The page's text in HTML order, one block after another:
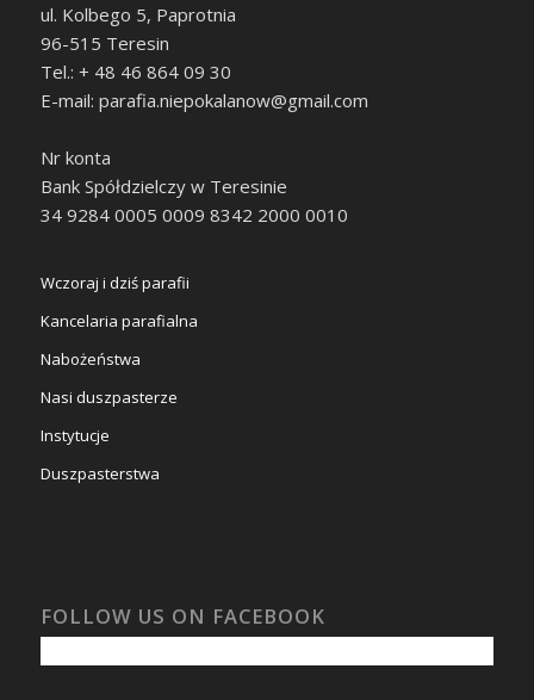
ul. Kolbego 5, Paprotnia
96-515 Teresin
Tel.: + 48 46 864 09 30
E-mail: parafia.niepokalanow@gmail.com
Nr konta
Bank Spółdzielczy w Teresinie
34 9284 0005 0009 8342 2000 0010
Wczoraj i dziś parafii
Kancelaria parafialna
Nabożeństwa
Nasi duszpasterze
Instytucje
Duszpasterstwa
FOLLOW US ON FACEBOOK